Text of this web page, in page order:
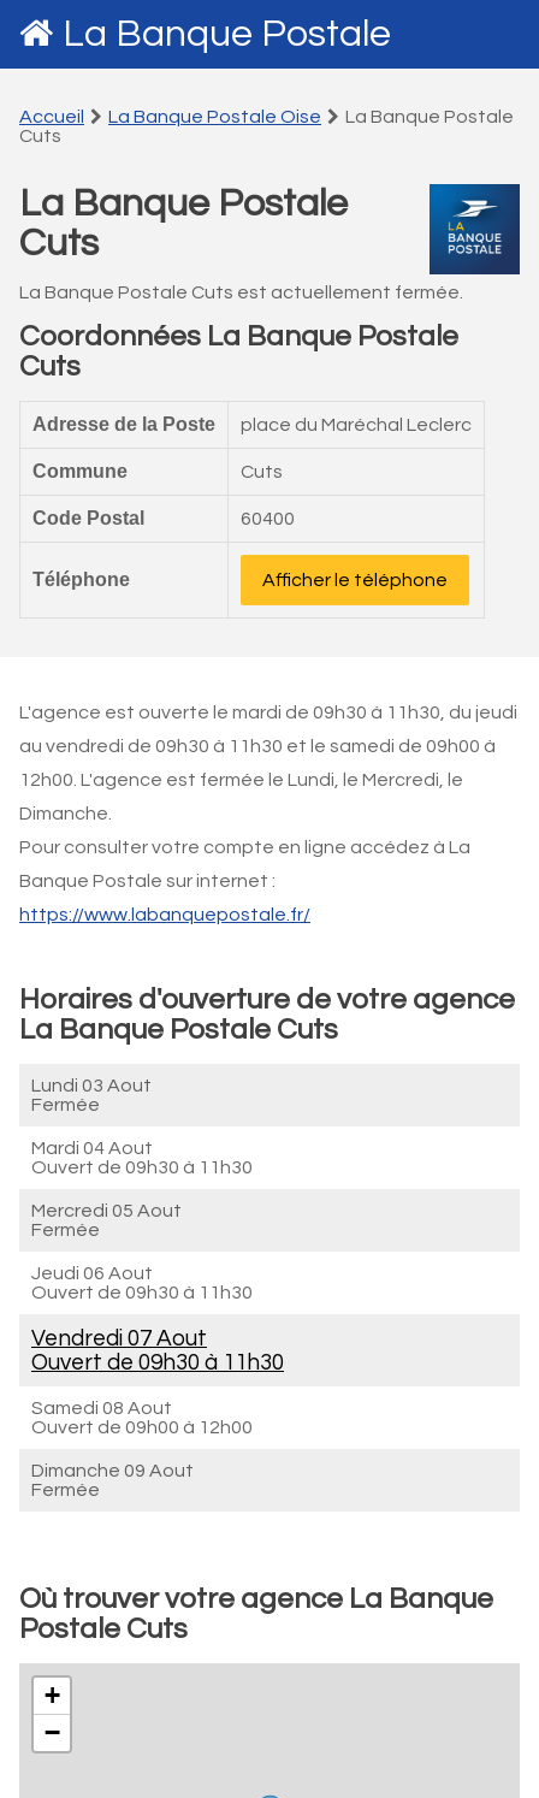
La Banque Postale
Accueil La Banque Postale Oise
La Banque Postale
Cuts
La Banque Postale
Cuts
La Banque Postale Cuts est actuellement fermée.
Coordonnées La Banque Postale
Cuts
Adresse de la Poste place du Maréchal Leclerc
Commune Cuts
Code Postal 60400
Téléphone Afficher le téléphone
L'agence est ouverte le mardi de 09h30 à 11h30, du jeudi
au vendredi de 09h30 à 11h30 et le samedi de 09h00 à
12h00. L'agence est fermée le Lundi, le Mercredi, le
Dimanche.
Pour consulter votre compte en ligne accédez à La
Banque Postale sur internet :
https://www.labanquepostale.fr/
Horaires d'ouverture de votre agence
La Banque Postale Cuts
Lundi 03 Aout
Fermée
Mardi 04 Aout
Ouvert de 09h30 à 11h30
Mercredi 05 Aout
Fermée
Jeudi 06 Aout
Ouvert de 09h30 à 11h30
Vendredi 07 Aout
Ouvert de 09h30 à 11h30
Samedi 08 Aout
Ouvert de 09h00 à 12h00
Dimanche 09 Aout
Fermée
Où trouver votre agence La Banque
Postale Cuts
+
−